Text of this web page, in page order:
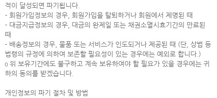
적이 달성되면 파기됩니다.
- 회원가입정보의 경우, 회원가입을 탈퇴하거나 회원에서 제명된 때
- 대금지급정보의 경우, 대금의 완제일 또는 채권소멸시효기간의 만료된
때
- 배송정보의 경우, 물품 또는 서비스가 인도되거나 제공된 때 (단, 상법 등
법령의 규정에 의하여 보존할 필요성이 있는 경우에는 예외로 합니다.)
ο 위 보유기간에도 불구하고 계속 보유하여야 할 필요가 있을 경우에는 귀
하의 동의를 받겠습니다.
개인정보의 파기 절차 및 방법